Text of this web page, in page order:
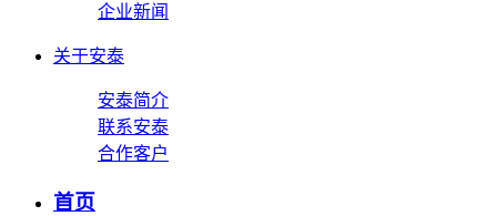
企业新闻
关于安泰
安泰简介
联系安泰
合作客户
首页